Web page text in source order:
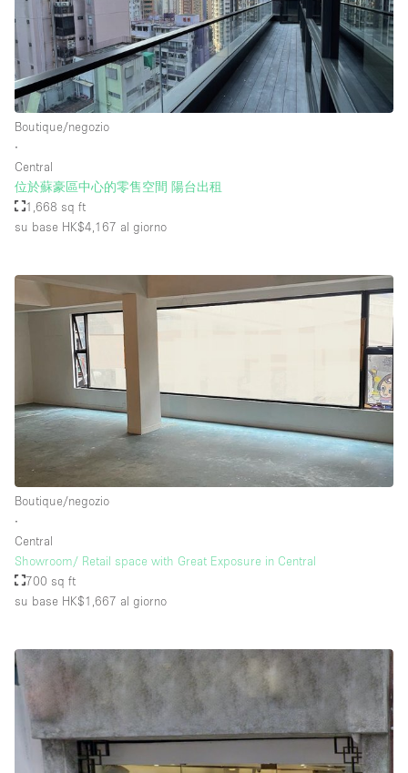
Boutique/negozio
∙
Central
位於蘇豪區中心的零售空間 陽台出租
1,668 sq ft
su base HK$4,167 al giorno
Boutique/negozio
∙
Central
Showroom/ Retail space with Great Exposure in Central
700 sq ft
su base HK$1,667 al giorno